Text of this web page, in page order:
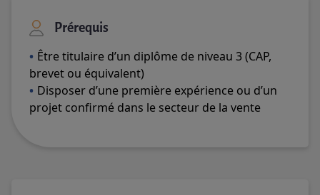
Prérequis
Être titulaire d’un diplôme de niveau 3 (CAP,
brevet ou équivalent)
Disposer d’une première expérience ou d’un
projet confirmé dans le secteur de la vente